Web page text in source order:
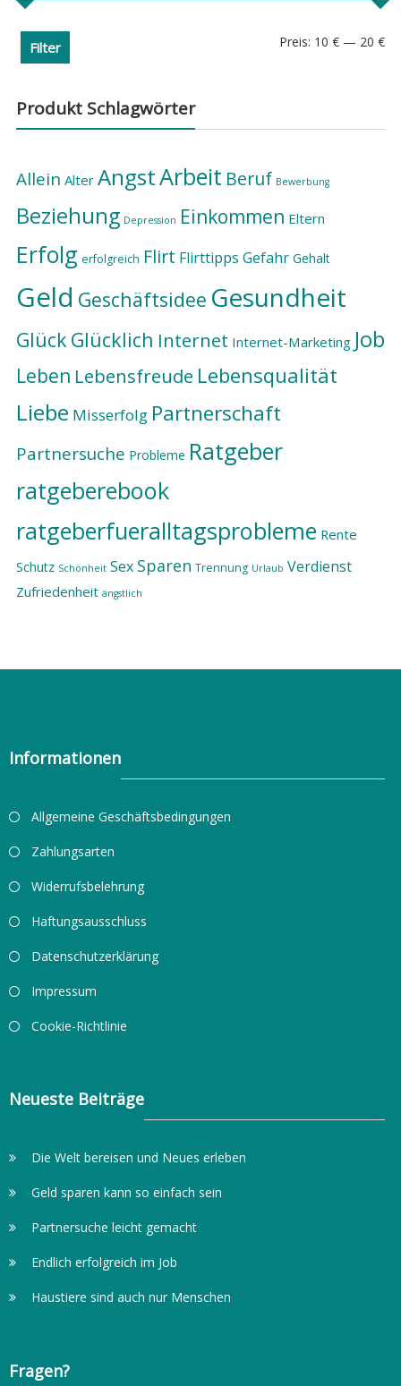
Filter Preis: 10 € — 20 €
Produkt Schlagwörter
Allein Alter AngstArbeit Beruf Bewerbung
Beziehung Depression Einkommen Eltern
Erfolg erfolgreich Flirt Flirttipps Gefahr Gehalt
Geld Geschäftsidee Gesundheit
Glück Glücklich Internet Internet-Marketing Job
Leben Lebensfreude Lebensqualität
Liebe Misserfolg Partnerschaft
Partnersuche Probleme Ratgeber
ratgeberebook
ratgeberfueralltagsprobleme Rente
Schutz Schönheit Sex Sparen Trennung Urlaub Verdienst
Zufriedenheit ängstlich
Informationen
Allgemeine Geschäftsbedingungen
Zahlungsarten
Widerrufsbelehrung
Haftungsausschluss
Datenschutzerklärung
Impressum
Cookie-Richtlinie
Neueste Beiträge
Die Welt bereisen und Neues erleben
Geld sparen kann so einfach sein
Partnersuche leicht gemacht
Endlich erfolgreich im Job
Haustiere sind auch nur Menschen
Fragen?